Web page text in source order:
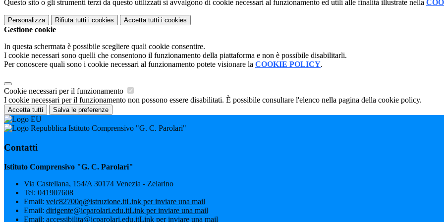
Questo sito o gli strumenti terzi da questo utilizzati si avvalgono di cookie necessari al funzionamento ed utili alle finalità illustrate nella
Personalizza Rifiuta tutti i cookies Accetta tutti i cookies
Gestione cookie
In questa schermata è possibile scegliere quali cookie consentire.
I cookie necessari sono quelli che consentono il funzionamento della piattaforma e non è possibile disabilitarli.
Per conoscere quali sono i cookie necessari al funzionamento potete visionare la COOKIE POLICY.
Cookie necessari per il funzionamento
I cookie necessari per il funzionamento non possono essere disabilitati. È possibile consultare l'elenco nella pagina della cookie policy.
Accetta tutti Salva le preferenze
Istituto Comprensivo "G. C. Parolari"
Contatti
Istituto Comprensivo "G. C. Parolari"
Via Castellana, 154/A 30174 Venezia - Zelarino
Tel: 041907608
Email: veic82700q@istruzione.itLink per inviare una mail
Email: dirigente@icparolari.edu.itLink per inviare una mail
Email: accessibilita@icparolari.edu.itLink per inviare una mail